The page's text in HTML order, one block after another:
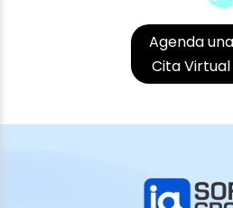
Agenda una
Cita Virtual